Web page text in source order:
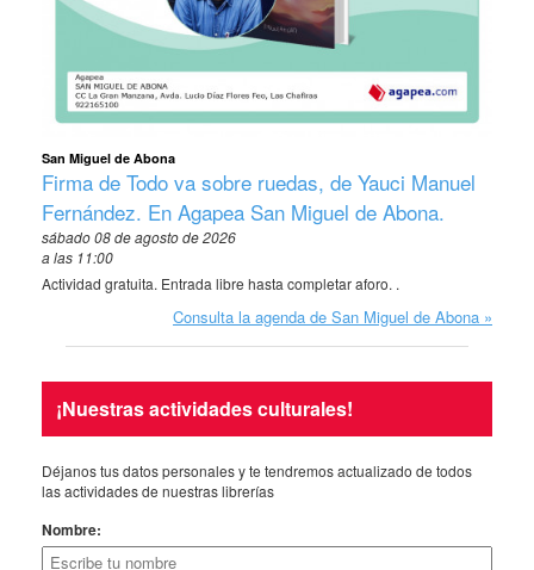
San Miguel de Abona
Firma de Todo va sobre ruedas, de Yauci Manuel
Fernández. En Agapea San Miguel de Abona.
sábado 08 de agosto de 2026
a las 11:00
Actividad gratuita. Entrada libre hasta completar aforo. .
Consulta la agenda de San Miguel de Abona
¡Nuestras actividades culturales!
Déjanos tus datos personales y te tendremos actualizado de todos
las actividades de nuestras librerías
Nombre: